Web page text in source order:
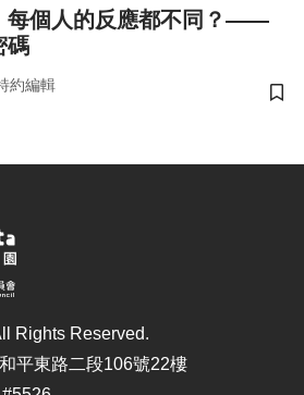
每個人的反應都不同？——
碼
約編輯
儲
Rights Reserved.
平東路二段106號22樓